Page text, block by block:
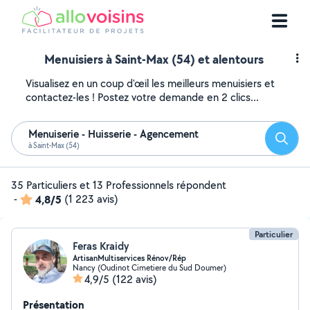
Menuisiers à Saint-Max (54) et alentours
Visualisez en un coup d'œil les meilleurs menuisiers et
contactez-les ! Postez votre demande en 2 clics...
Menuiserie - Huisserie - Agencement
à Saint-Max (54)
35 Particuliers et 13 Professionnels répondent
-
4,8/5 (1 223 avis)
Particulier
Feras Kraidy
ArtisanMultiservices Rénov/Rép
Nancy (Oudinot Cimetiere du Sud Doumer)
4,9/5 (122 avis)
Présentation